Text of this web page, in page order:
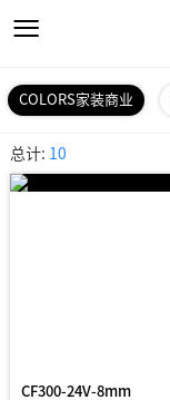
COLORS家装商业
总计: 10
CF300-24V-8mm